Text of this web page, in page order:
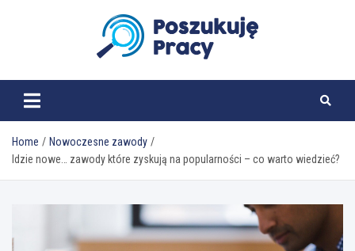
poszukujepracy.pl
Home
Nowoczesne zawody
Idzie nowe… zawody które zyskują na popularności – co warto wiedzieć?